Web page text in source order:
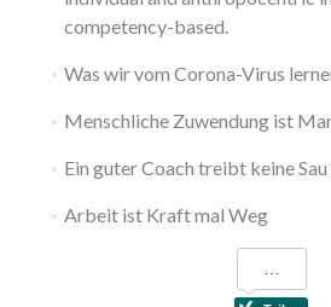
competency-based.
Was wir vom Corona-Virus
Menschliche Zuwendung ist
Ein guter Coach treibt keine
Arbeit ist Kraft mal Weg